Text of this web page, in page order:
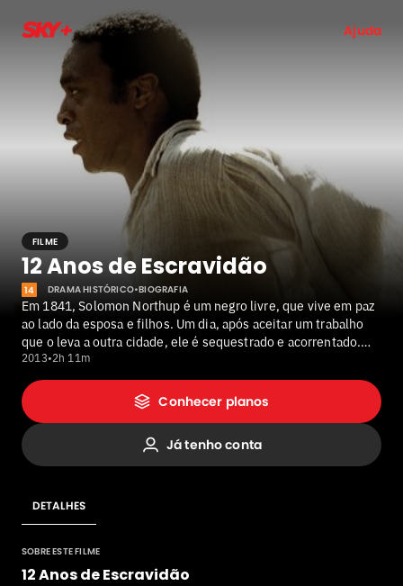
Ajuda
FILME
12 Anos de Escravidão
14 DRAMA HISTÓRICO•BIOGRAFIA
Em 1841, Solomon Northup é um negro livre, que vive em paz
ao lado da esposa e filhos. Um dia, após aceitar um trabalho
que o leva a outra cidade, ele é sequestrado e acorrentado.
Vendido como se fosse um escravo, Solomon precisa superar
humilhações físicas e emocionais para sobreviver. Ao longo
de 12 anos, ele passa por dois senhores, Ford e Edwin Epps,
que exploram seus serviços.
2013•2h 11m
Conhecer planos
Já tenho conta
DETALHES
SOBRE ESTE FILME
12 Anos de Escravidão